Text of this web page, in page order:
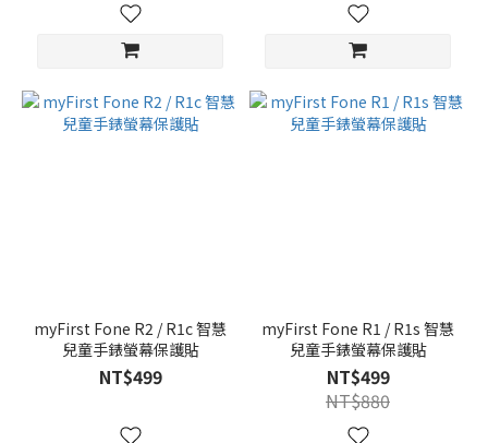
myFirst Fone R2 / R1c 智慧
兒童手錶螢幕保護貼
NT$499
myFirst Fone R1 / R1s 智慧
兒童手錶螢幕保護貼
NT$499
NT$880